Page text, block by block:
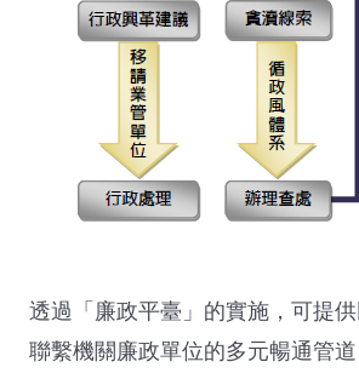
透過「廉政平臺」的實施，可提
聯繫機關廉政單位的多元暢通管